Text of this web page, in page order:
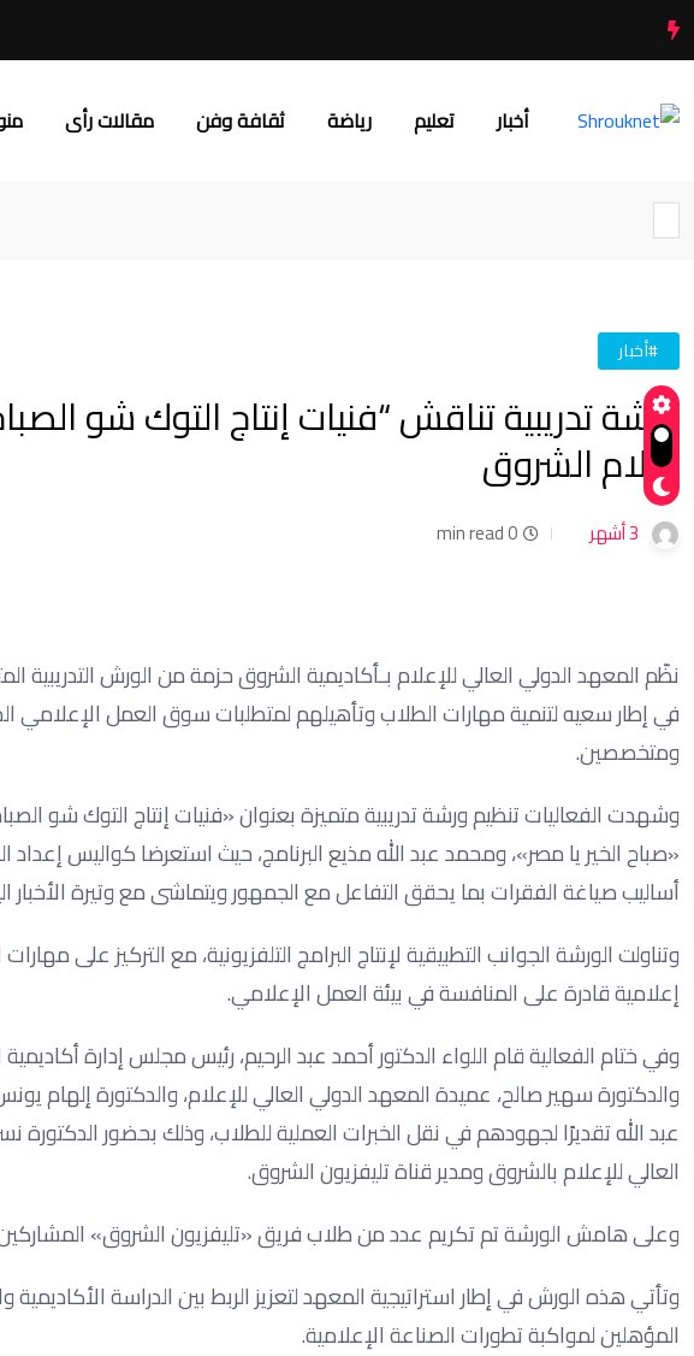
أخبار تعليم رياضة ثقافة وفن مقالات رأى
#أخبار
ورشة تدريبية تناقش “فنيات إنتاج التوك
إعلام الشروق
3 أشهر 0 min read
نظّم المعهد الدولي العالي للإعلام بـأكاديمية الشروق حزمة من الورش
في إطار سعيه لتنمية مهارات الطلاب وتأهيلهم لمتطلبات سوق العمل الإعلامي
ومتخصصين.
وشهدت الفعاليات تنظيم ورشة تدريبية متميزة بعنوان «فنيات إنتاج التوك شو
«صباح الخير يا مصر»، ومحمد عبد الله مذيع البرنامج، حيث استعرضا كواليس إعداد
أساليب صياغة الفقرات بما يحقق التفاعل مع الجمهور ويتماشى مع وتيرة الأخبار
وتناولت الورشة الجوانب التطبيقية لإنتاج البرامج التلفزيونية، مع التركيز على
إعلامية قادرة على المنافسة في بيئة العمل الإعلامي.
وفي ختام الفعالية قام اللواء الدكتور أحمد عبد الرحيم، رئيس مجلس إدارة
والدكتورة سهير صالح، عميدة المعهد الدولي العالي للإعلام، والدكتورة
عبد الله تقديرًا لجهودهم في نقل الخبرات العملية للطلاب، وذلك بحضور الدكتورة
العالي للإعلام بالشروق ومدير قناة تليفزيون الشروق.
وعلى هامش الورشة تم تكريم عدد من طلاب فريق «تليفزيون الشروق» المشاركين
وتأتي هذه الورش في إطار استراتيجية المعهد لتعزيز الربط بين الدراسة
المؤهلين لمواكبة تطورات الصناعة الإعلامية.